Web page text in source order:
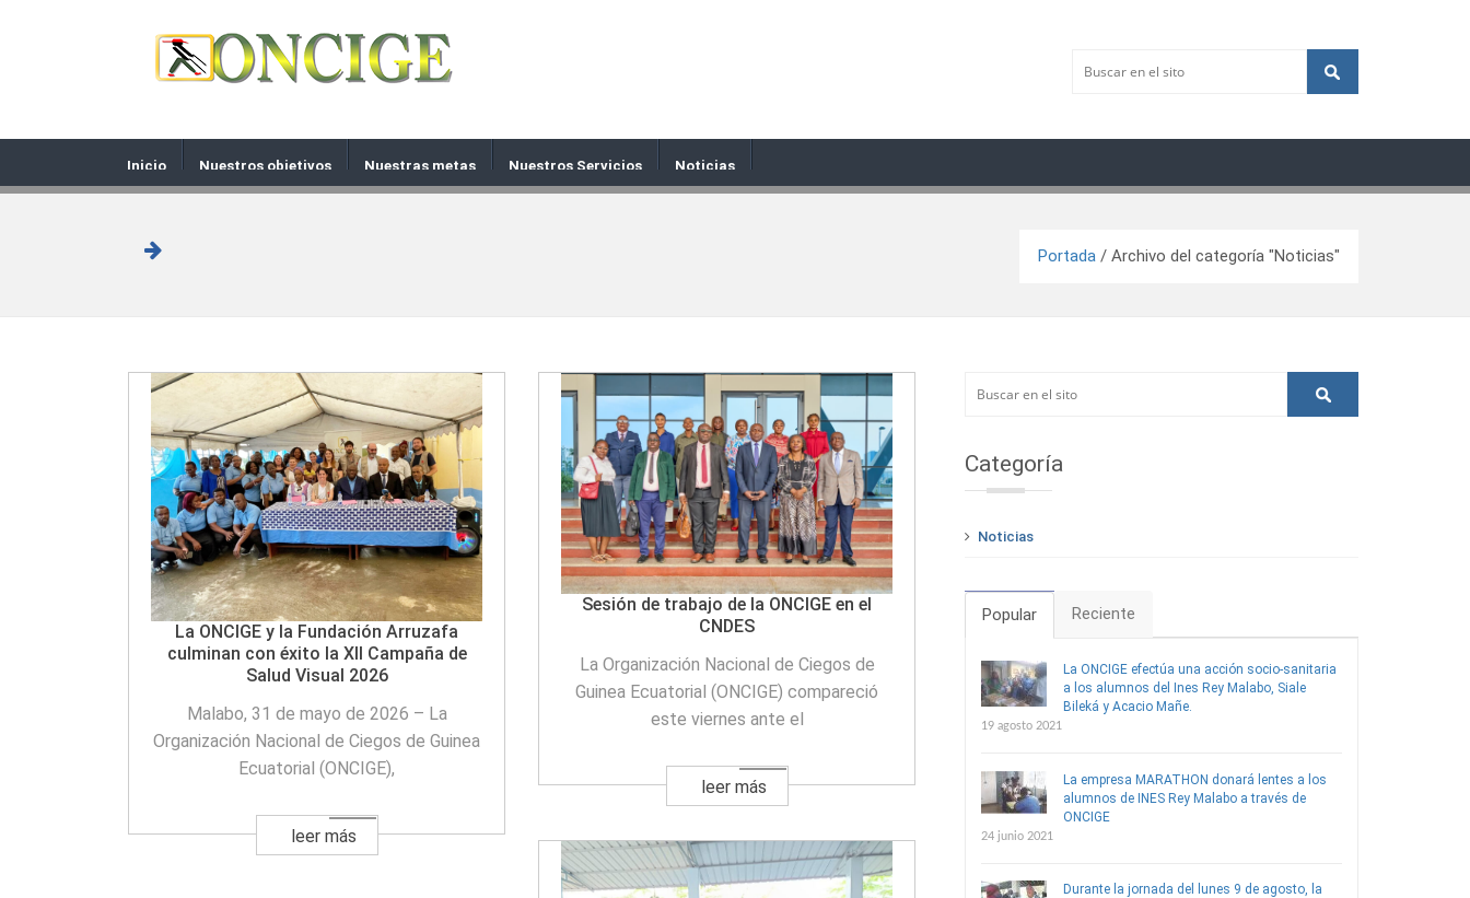
Inicio Nuestros objetivos Nuestras metas Nuestros Servicios Noticias
Portada / Archivo del categoría "Noticias"
La ONCIGE y la Fundación Arruzafa
culminan con éxito la XII Campaña de
Salud Visual 2026
Malabo, 31 de mayo de 2026 – La
Organización Nacional de Ciegos de Guinea
Ecuatorial (ONCIGE),
leer más
Sesión de trabajo de la ONCIGE en el
CNDES
La Organización Nacional de Ciegos de
Guinea Ecuatorial (ONCIGE) compareció
este viernes ante el
leer más
Categoría
Noticias
Popular Reciente
La ONCIGE efectúa una acción socio-sanitaria
a los alumnos del Ines Rey Malabo, Siale
Bileká y Acacio Mañe.
19 agosto 2021
La empresa MARATHON donará lentes a los
alumnos de INES Rey Malabo a través de
ONCIGE
24 junio 2021
Durante la jornada del lunes 9 de agosto, la